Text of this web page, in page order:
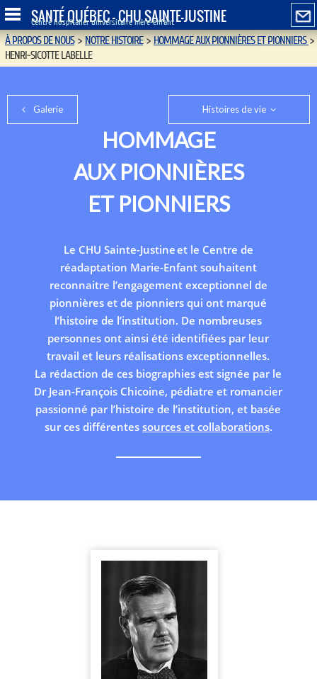
SANTÉ QUÉBEC - CHU SAINTE-JUSTINE
Centre hospitalier universitaire mère-enfant
À PROPOS DE NOUS>NOTRE HISTOIRE>HOMMAGE AUX PIONNIÈRES ET PIONNIERS>
HENRI-SICOTTE LABELLE
Galerie Histoires de vie
HOMMAGE
AUX PIONNIÈRES
ET PIONNIERS
Le CHU Sainte-Justine et le Centre de
réadaptation Marie-Enfant souhaitent
reconnaitre l’engagement exceptionnel de
pionnières et de pionniers qui ont marqué
l’histoire de l’institution. De nombreuses
personnes ont ainsi été identifiées par leur
travail et leurs réalisations exceptionnelles.
La rédaction de ces biographies est signée par le
Dr Jean-François Chicoine, pédiatre et romancier
passionné par l’histoire de l’institution, et basée
sur ces différentes sources et collaborations.